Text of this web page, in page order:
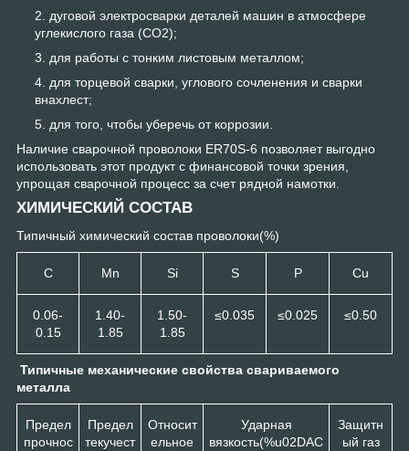
дуговой электросварки деталей машин в атмосфере
углекислого газа (СО2);
для работы с тонким листовым металлом;
для торцевой сварки, углового сочленения и сварки
внахлест;
для того, чтобы уберечь от коррозии.
Наличие сварочной проволоки ER70S-6 позволяет выгодно
использовать этот продукт с финансовой точки зрения,
упрощая сварочной процесс за счет рядной намотки.
ХИМИЧЕСКИЙ СОСТАВ
Типичный химический состав проволоки(%)
С Mn Si S P Cu
0.06-
0.15
1.40-
1.85
1.50-
1.85
≤0.035 ≤0.025 ≤0.50
Типичные механические свойства свариваемого
металла
Предел
прочнос
Предел
текучест
Относит
ельное
Ударная
вязкость(%u02DAС
Защитн
ый газ